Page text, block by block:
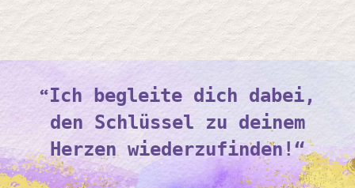
“Ich begleite dich dabei,
den Schlüssel zu deinem
Herzen wiederzufinden!“